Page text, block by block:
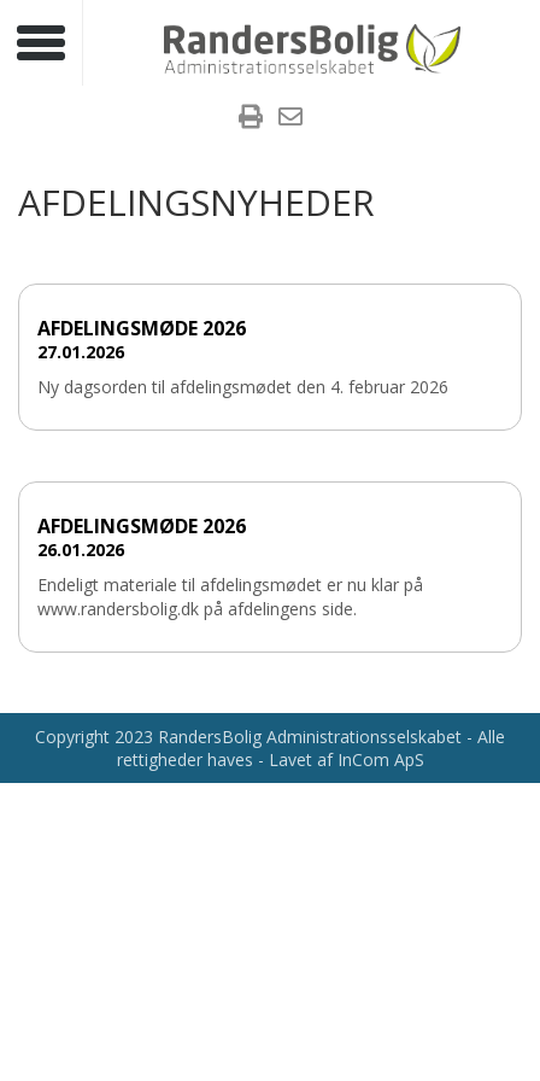
Toggle navigation
AFDELINGSNYHEDER
AFDELINGSMØDE 2026
27.01.2026
Ny dagsorden til afdelingsmødet den 4. februar 2026
AFDELINGSMØDE 2026
26.01.2026
Endeligt materiale til afdelingsmødet er nu klar på
www.randersbolig.dk på afdelingens side.
Copyright 2023 RandersBolig Administrationsselskabet - Alle
rettigheder haves - Lavet af InCom ApS